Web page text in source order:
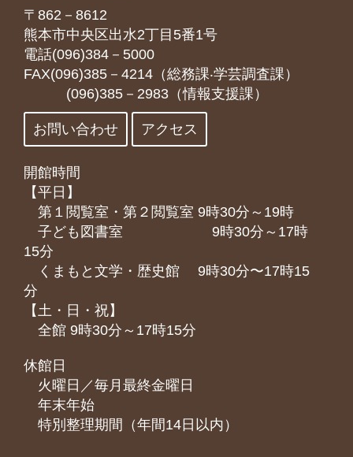
〒862－8612
熊本市中央区出水2丁目5番1号
電話(096)384－5000
FAX(096)385－4214（総務課‧学芸調査課）
(096)385－2983（情報支援課）
お問い合わせ アクセス
開館時間
【平日】
第１閲覧室・第２閲覧室 9時30分～19時
子ども図書室 9時30分～17時
15分
くまもと⽂学・歴史館 9時30分〜17時15
分
【土・日・祝】
全館 9時30分～17時15分
休館日
火曜日／毎月最終金曜日
年末年始
特別整理期間（年間14日以内）